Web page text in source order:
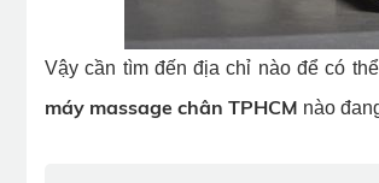
Vậy cần tìm đến địa chỉ nào để có
máy massage chân TPHCM nào